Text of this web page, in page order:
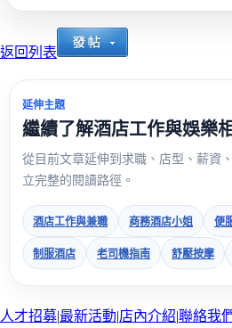
返回列表
延伸主題
繼續了解酒店工作與娛樂
從目前文章延伸到求職、店型、薪資
立完整的閱讀路徑。
酒店工作與兼職 商務酒店小姐 便
制服酒店 老司機指南 舒壓按摩
人才招募|最新活動|店內介紹|聯絡我